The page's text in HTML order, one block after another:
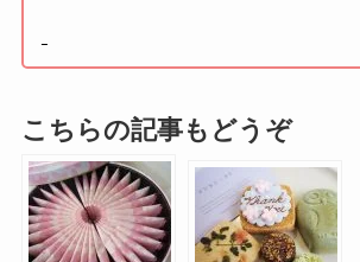
こちらの記事もどうぞ